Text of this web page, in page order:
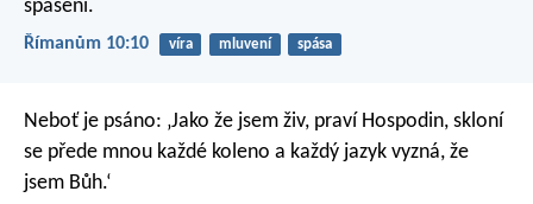
spasení.
Římanům 10:10 víra mluvení spása
Neboť je psáno: ‚Jako že jsem živ, praví Hospodin, skloní
se přede mnou každé koleno a každý jazyk vyzná, že
jsem Bůh.‘